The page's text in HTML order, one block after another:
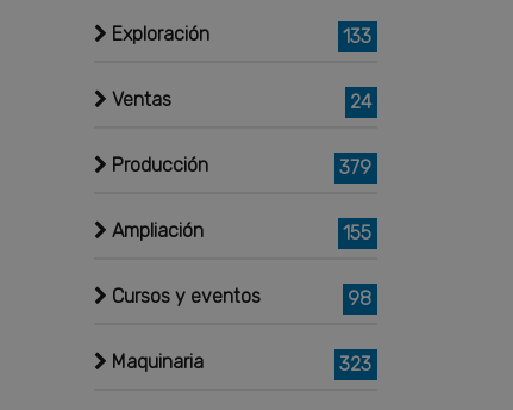
Exploración 133
Ventas 24
Producción 379
Ampliación 155
Cursos y eventos 98
Maquinaria 323